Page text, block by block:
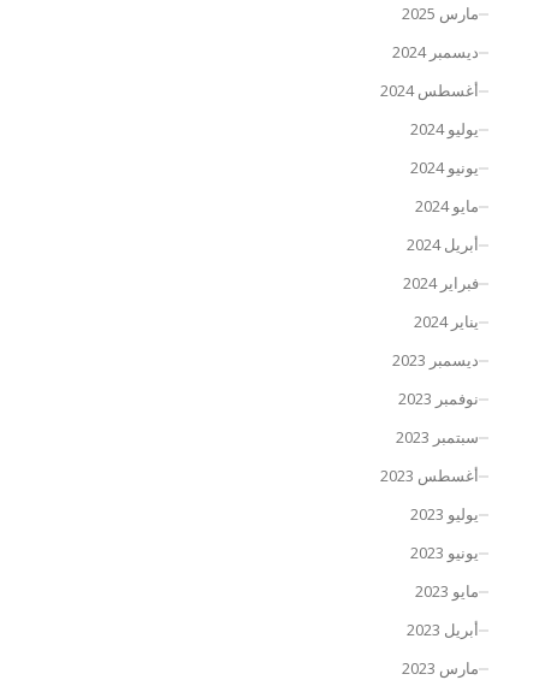
مارس 2025
ديسمبر 2024
أغسطس 2024
يوليو 2024
يونيو 2024
مايو 2024
أبريل 2024
فبراير 2024
يناير 2024
ديسمبر 2023
نوفمبر 2023
سبتمبر 2023
أغسطس 2023
يوليو 2023
يونيو 2023
مايو 2023
أبريل 2023
مارس 2023